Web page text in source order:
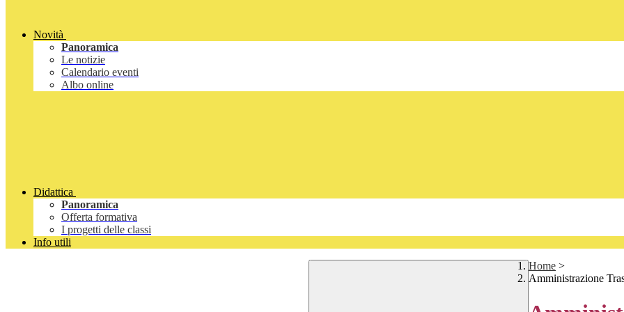
Novità
Panoramica
Le notizie
Calendario eventi
Albo online
Didattica
Panoramica
Offerta formativa
I progetti delle classi
Info utili
Home >
Amministrazione